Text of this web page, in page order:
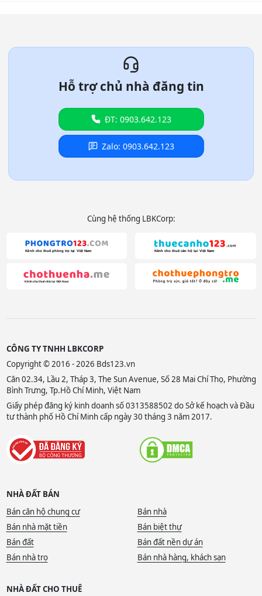
Hỗ trợ chủ nhà đăng tin
ĐT: 0903.642.123
Zalo: 0903.642.123
Cùng hệ thống LBKCorp:
CÔNG TY TNHH LBKCORP
Copyright © 2016 - 2026 Bds123.vn
Căn 02.34, Lầu 2, Tháp 3, The Sun Avenue, Số 28 Mai Chí Thọ, Phường
Bình Trưng, Tp.Hồ Chí Minh, Việt Nam
Giấy phép đăng ký kinh doanh số 0313588502 do Sở kế hoạch và Đầu
tư thành phố Hồ Chí Minh cấp ngày 30 tháng 3 năm 2017.
NHÀ ĐẤT BÁN
Bán căn hộ chung cư
Bán nhà
Bán nhà mặt tiền
Bán biệt thự
Bán đất
Bán đất nền dự án
Bán nhà trọ
Bán nhà hàng, khách sạn
NHÀ ĐẤT CHO THUÊ